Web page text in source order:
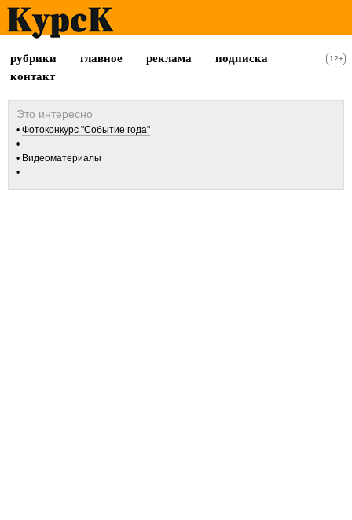
рубрики главное реклама
подписка
контакт
12+
Фотоконкурс "Событие года"
Видеоматериалы